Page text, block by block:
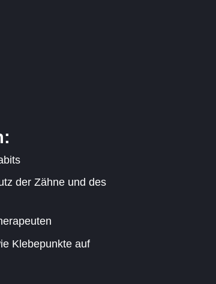
der Zähne und des
Klebepunkte auf